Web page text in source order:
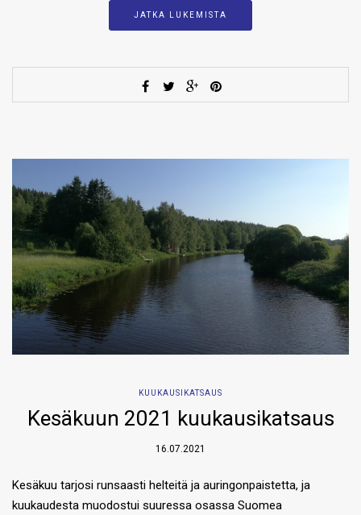
JATKA LUKEMISTA
KUUKAUSIKATSAUS
Kesäkuun 2021 kuukausikatsaus
16.07.2021
Kesäkuu tarjosi runsaasti helteitä ja auringonpaistetta, ja
kuukaudesta muodostui suuressa osassa Suomea